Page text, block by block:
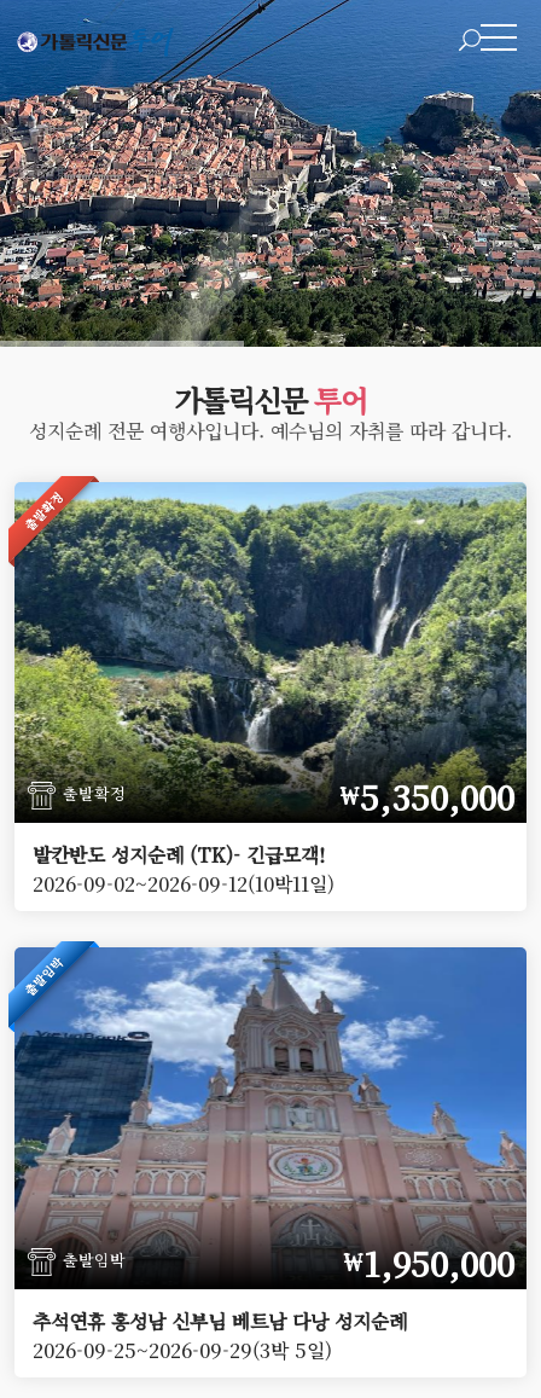
가톨릭신문투어
성지순례 전문 여행사입니다. 예수님의 자취를 따라 갑니다.
출발확정
출발확정 ￦5,350,000
발칸반도 성지순례 (TK)- 긴급모객!
2026-09-02~2026-09-12(10박11일)
출발임박
출발임박 ￦1,950,000
추석연휴 홍성남 신부님 베트남 다낭 성지순례
2026-09-25~2026-09-29(3박 5일)